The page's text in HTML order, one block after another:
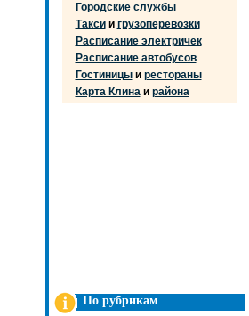
Городские службы
Таксии грузоперевозки
Расписание электричек
Расписание автобусов
Гостиницыи рестораны
Карта Клинаи района
По рубрикам